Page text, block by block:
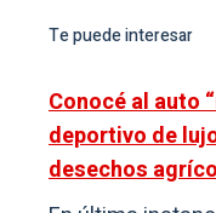
Te puede interesar
Conocé al auto
deportivo de
desechos